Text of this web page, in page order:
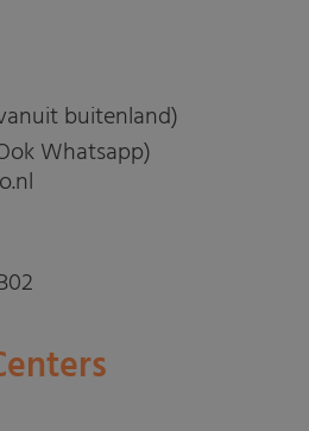
buitenland)
Whatsapp)